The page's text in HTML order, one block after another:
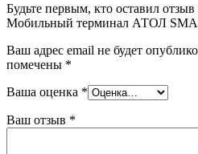
Будьте первым, кто оставил
Мобильный терминал АТОЛ
Ваш адрес email не будет
помечены *
Ваша оценка *
Ваш отзыв *